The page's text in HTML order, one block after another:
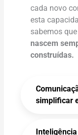
cada novo
esta
sabemos
nascem
construídas.
simplificar